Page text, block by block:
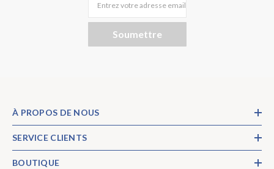
Entrez votre adresse email
Soumettre
À PROPOS DE NOUS
SERVICE CLIENTS
BOUTIQUE